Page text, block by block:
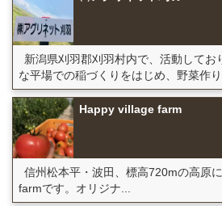
新潟県刈羽郡刈羽村内で、活動してお
な平場での稲づくりをはじめ、野菜作り
Happy village farm
信州松本平・波田、標高720mの高原
farmです。オリジナ...